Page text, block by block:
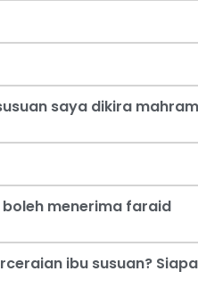
saya dikira mahram
boleh menerima faraid
ibu susuan?